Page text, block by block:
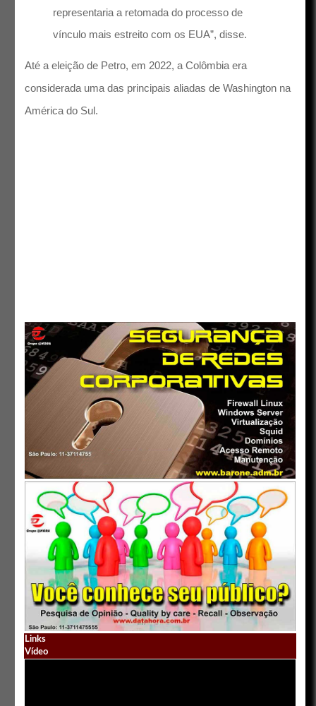
representaria a retomada do processo de
vínculo mais estreito com os EUA”, disse.
Até a eleição de Petro, em 2022, a Colômbia era
considerada uma das principais aliadas de Washington na
América do Sul.
Links
Vídeo